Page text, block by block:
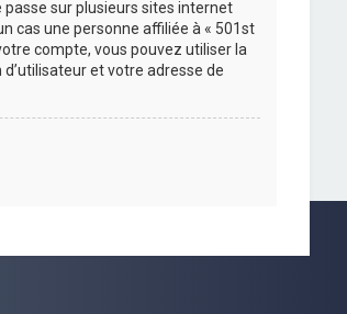
sur plusieurs sites internet
cas une personne affiliée à « 501st
compte, vous pouvez utiliser la
et votre adresse de